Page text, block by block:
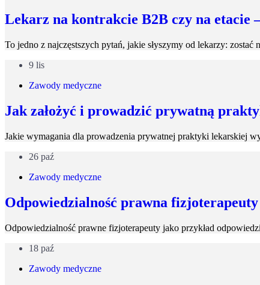
Lekarz na kontrakcie B2B czy na etacie
To jedno z najczęstszych pytań, jakie słyszymy od lekarzy:
9 lis
Zawody medyczne
Jak założyć i prowadzić prywatną
Jakie wymagania dla prowadzenia prywatnej praktyki lekarskiej
26 paź
Zawody medyczne
Odpowiedzialność prawna fizjoterapeuty
Odpowiedzialność prawne fizjoterapeuty jako przykład
18 paź
Zawody medyczne